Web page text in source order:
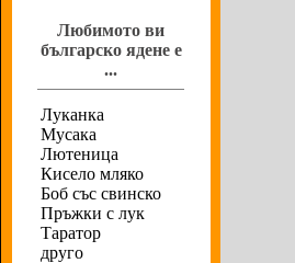
Любимото ви
българско ядене е
...
Луканка
Мусака
Лютеница
Кисело мляко
Боб със свинско
Пръжки с лук
Таратор
друго